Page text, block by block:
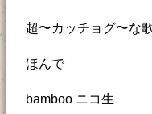
超〜カッチョグ〜な
ほんで
bamboo ニコ生